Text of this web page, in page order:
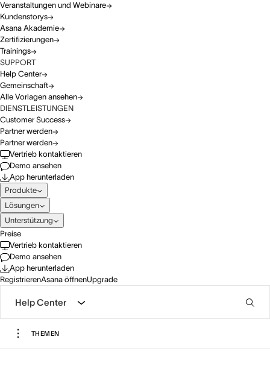
Veranstaltungen und Webinare
Kundenstorys
Asana Akademie
Zertifizierungen
Trainings
SUPPORT
Help Center
Gemeinschaft
Alle Vorlagen ansehen
DIENSTLEISTUNGEN
Customer Success
Partner werden
Partner werden
Vertrieb kontaktieren
Demo ansehen
App herunterladen
Produkte
Lösungen
Unterstützung
Preise
Vertrieb kontaktieren
Demo ansehen
App herunterladen
RegistrierenAsana öffnenUpgrade
Help Center
THEMEN